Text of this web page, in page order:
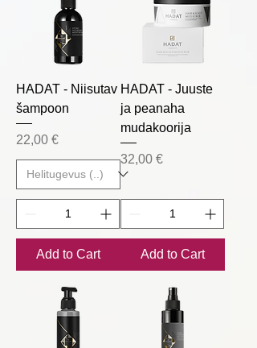
HADAT - Niisutav
šampoon
Price
22,00 €
Add to Cart
HADAT - Juuste
ja peanaha
mudakoorija
Price
32,00 €
Add to Cart